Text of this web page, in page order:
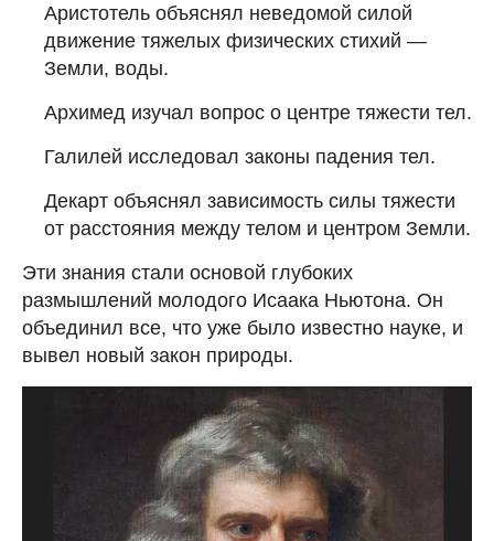
Аристотель объяснял неведомой силой
движение тяжелых физических стихий —
Земли, воды.
Архимед изучал вопрос о центре тяжести тел.
Галилей исследовал законы падения тел.
Декарт объяснял зависимость силы тяжести
от расстояния между телом и центром Земли.
Эти знания стали основой глубоких
размышлений молодого Исаака Ньютона. Он
объединил все, что уже было известно науке, и
вывел новый закон природы.